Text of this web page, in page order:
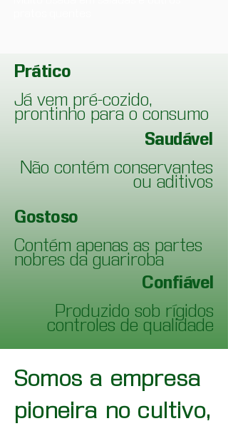
Prático
Já vem pré-cozido,
prontinho para o consumo
Saudável
Não contém conservantes
ou aditivos
Gostoso
Contém apenas as partes
nobres da guariroba
Confiável
Produzido sob rígidos
controles de qualidade
Somos a empresa
pioneira no cultivo,